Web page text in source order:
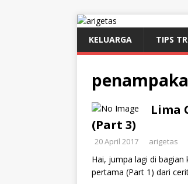
KELUARGA TIPS
Lima
(Part 3)
20 April 2017 arigetas
Hai, jumpa lagi di
pertama (Part 1) dari